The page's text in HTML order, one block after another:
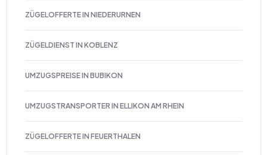
ZÜGELOFFERTE IN NIEDERURNEN
ZÜGELDIENST IN KOBLENZ
UMZUGSPREISE IN BUBIKON
UMZUGSTRANSPORTER IN ELLIKON AM RHEIN
ZÜGELOFFERTE IN FEUERTHALEN